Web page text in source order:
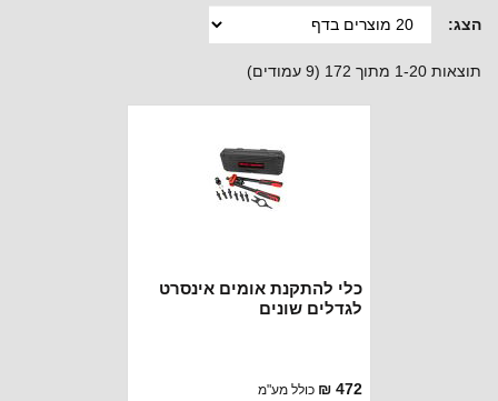
הצג:
תוצאות 1-20 מתוך 172 (9 עמודים)
כלי להתקנת אומים אינסרט
לגדלים שונים
472 ₪ כולל מע"מ